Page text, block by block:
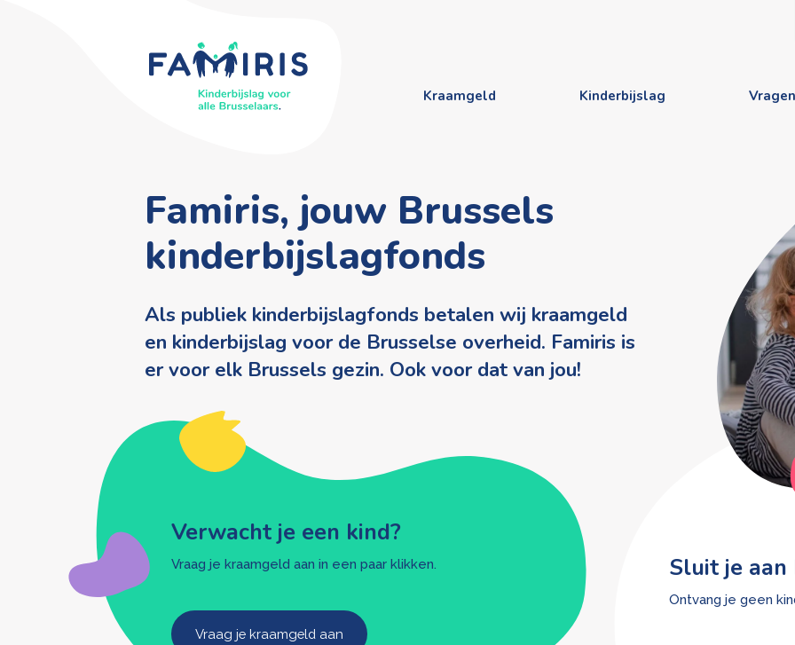
Kraamgeld Kinderbijslag Vragen
Famiris, jouw Brussels
kinderbijslagfonds
Als publiek kinderbijslagfonds betalen wij kraamgeld
en kinderbijslag voor de Brusselse overheid. Famiris is
er voor elk Brussels gezin. Ook voor dat van jou!
Verwacht je een kind?
Vraag je kraamgeld aan in een paar klikken.
Vraag je kraamgeld aan
Sluit je aan
Ontvang je geen